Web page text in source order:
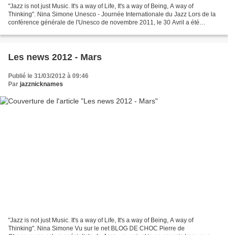
"Jazz is not just Music. It's a way of Life, It's a way of Being, A way of
Thinking". Nina Simone Unesco - Journée Internationale du Jazz Lors de la
conférence générale de l'Unesco de novembre 2011, le 30 Avril a été
Les news 2012 - Mars
Publié le 31/03/2012 à 09:46
Par jazznicknames
"Jazz is not just Music. It's a way of Life, It's a way of Being, A way of
Thinking". Nina Simone Vu sur le net BLOG DE CHOC Pierre de